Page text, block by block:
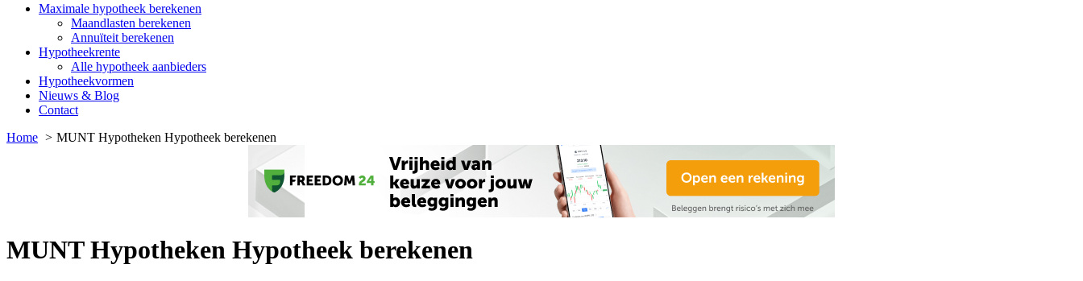
Maximale hypotheek berekenen
Maandlasten berekenen
Annuïteit berekenen
Hypotheekrente
Alle hypotheek aanbieders
Hypotheekvormen
Nieuws & Blog
Contact
Home
MUNT Hypotheken Hypotheek berekenen
MUNT Hypotheken Hypotheek berekenen